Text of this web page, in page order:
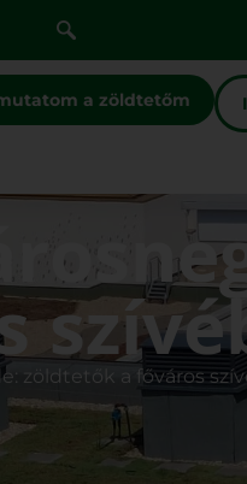
a zöldtetőm
zöldtetők a főváros